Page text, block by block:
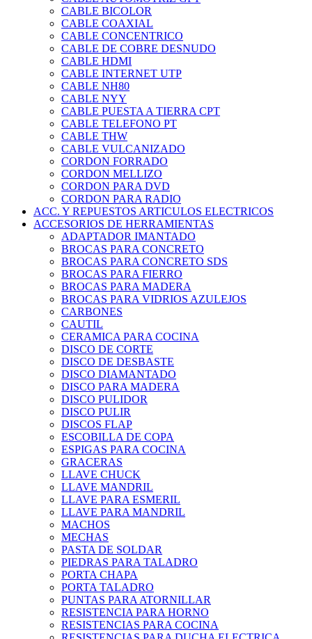
CABLE BICOLOR
CABLE COAXIAL
CABLE CONCENTRICO
CABLE DE COBRE DESNUDO
CABLE HDMI
CABLE INTERNET UTP
CABLE NH80
CABLE NYY
CABLE PUESTA A TIERRA CPT
CABLE TELEFONO PT
CABLE THW
CABLE VULCANIZADO
CORDON FORRADO
CORDON MELLIZO
CORDON PARA DVD
CORDON PARA RADIO
ACC. Y REPUESTOS ARTICULOS ELECTRICOS
ACCESORIOS DE HERRAMIENTAS
ADAPTADOR IMANTADO
BROCAS PARA CONCRETO
BROCAS PARA CONCRETO SDS
BROCAS PARA FIERRO
BROCAS PARA MADERA
BROCAS PARA VIDRIOS AZULEJOS
CARBONES
CAUTIL
CERAMICA PARA COCINA
DISCO DE CORTE
DISCO DE DESBASTE
DISCO DIAMANTADO
DISCO PARA MADERA
DISCO PULIDOR
DISCO PULIR
DISCOS FLAP
ESCOBILLA DE COPA
ESPIGAS PARA COCINA
GRACERAS
LLAVE CHUCK
LLAVE MANDRIL
LLAVE PARA ESMERIL
LLAVE PARA MANDRIL
MACHOS
MECHAS
PASTA DE SOLDAR
PIEDRAS PARA TALADRO
PORTA CHAPA
PORTA TALADRO
PUNTAS PARA ATORNILLAR
RESISTENCIA PARA HORNO
RESISTENCIAS PARA COCINA